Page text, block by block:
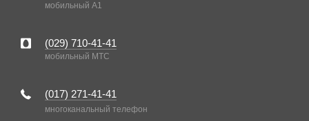
мобильный A1
(029) 710-41-41
мобильный MTC
(017) 271-41-41
многоканальный телефон